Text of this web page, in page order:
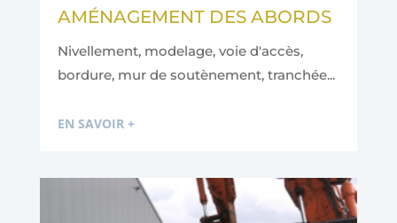
AMÉNAGEMENT DES ABORDS
Nivellement, modelage, voie d'accès,
bordure, mur de soutènement, tranchée...
EN SAVOIR +